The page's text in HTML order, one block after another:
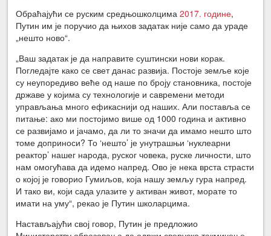
Обраћајући се руским средњошколцима2017. године,
Путин им је поручио да њихов задатак није само да ураде
„нешто ново“.
„Ваш задатак је да направите суштински нови корак.
Погледајте како се свет данас развија. Постоје земље које
су неупоредиво веће од наше по броју становника, постоје
државе у којима су технологије и савремени методи
управљања много ефикаснији од наших. Али поставља се
питање: ако ми постојимо више од 1000 година и активно
се развијамо и јачамо, да ли то значи да имамо нешто што
томе доприноси? То ‘нешто’ је унутрашњи ‘нуклеарни
реактор’ нашег народа, руског човека, руске личности, што
нам омогућава да идемо напред. Ово је нека врста страсти
о којој је говорио Гумиљов, која нашу земљу гура напред.
И тако ви, који сада улазите у активан живот, морате то
имати на уму“, рекао је Путин школарцима.
Настављајући свој говор, Путин је предложио